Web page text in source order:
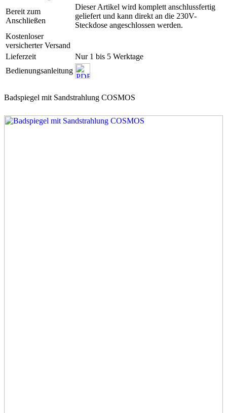
Bereit zum
Anschließen
Dieser Artikel wird komplett anschlussfertig
geliefert und kann direkt an die 230V-
Steckdose angeschlossen werden.
Kostenloser
versicherter Versand
Lieferzeit
Nur 1 bis 5 Werktage
Bedienungsanleitung
Badspiegel mit Sandstrahlung COSMOS